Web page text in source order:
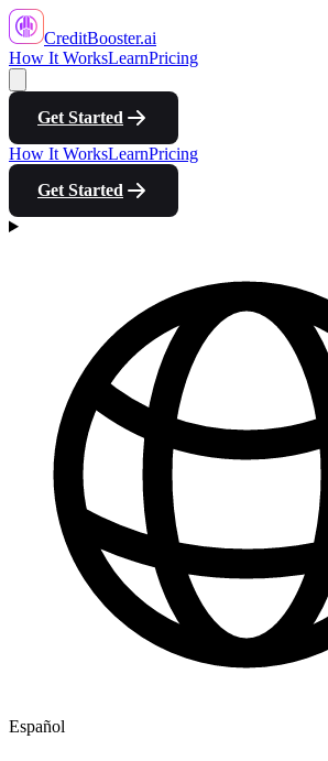
CreditBooster.ai
How It WorksLearnPricing
Get Started
How It WorksLearnPricing
Get Started
Español